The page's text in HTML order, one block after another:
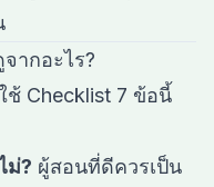
ากอะไร?
ช้ Checklist 7 ข้อนี้
ม่? ผู้สอนที่ดีควรเป็น